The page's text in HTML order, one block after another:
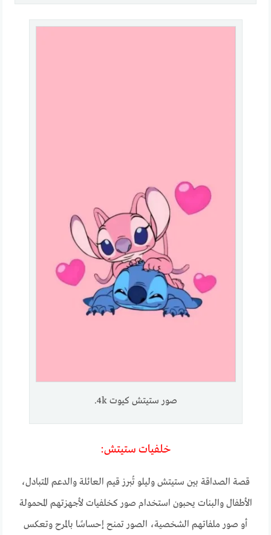
صور ستيتش كيوت 4k.
خلفيات ستيتش:
قصة الصداقة بين ستيتش وليلو تُبرز قيم العائلة والدعم المتبادل،
الأطفال والبنات يحبون استخدام صور كخلفيات لأجهزتهم المحمولة
أو صور ملفاتهم الشخصية، الصور تمنح إحساسًا بالمرح وتعكس